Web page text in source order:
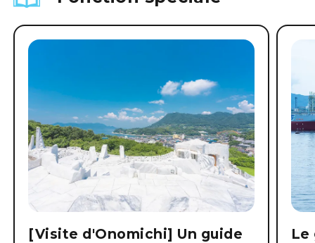
[Visite d'Onomichi] Un guide
Le